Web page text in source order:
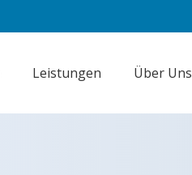
Leistungen Über Uns